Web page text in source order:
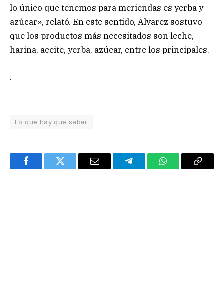
lo único que tenemos para meriendas es yerba y
azúcar», relató. En este sentido, Álvarez sostuvo
que los productos más necesitados son leche,
harina, aceite, yerba, azúcar, entre los principales.
.
Lo que hay que saber
FacebookTwitter Email TelegramWhatsAppCopy